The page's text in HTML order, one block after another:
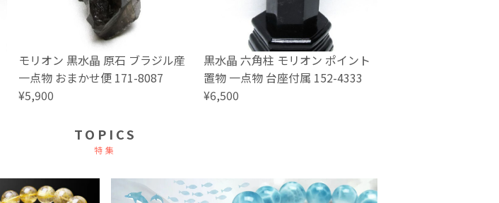
モリオン 黒水晶 原石 ブラジル産
一点物 おまかせ便 171-8087
¥5,900
黒水晶 六角柱 モリオン ポイント
置物 一点物 台座付属 152-4333
¥6,500
TOPICS
特集